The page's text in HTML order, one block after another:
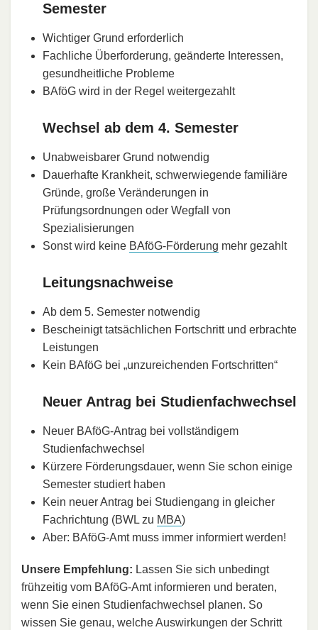
Semester
Wichtiger Grund erforderlich
Fachliche Überforderung, geänderte Interessen,
gesundheitliche Probleme
BAföG wird in der Regel weitergezahlt
Wechsel ab dem 4. Semester
Unabweisbarer Grund notwendig
Dauerhafte Krankheit, schwerwiegende familiäre
Gründe, große Veränderungen in
Prüfungsordnungen oder Wegfall von
Spezialisierungen
Sonst wird keine BAföG-Förderung mehr gezahlt
Leitungsnachweise
Ab dem 5. Semester notwendig
Bescheinigt tatsächlichen Fortschritt und erbrachte
Leistungen
Kein BAföG bei „unzureichenden Fortschritten“
Neuer Antrag bei Studienfachwechsel
Neuer BAföG-Antrag bei vollständigem
Studienfachwechsel
Kürzere Förderungsdauer, wenn Sie schon einige
Semester studiert haben
Kein neuer Antrag bei Studiengang in gleicher
Fachrichtung (BWL zu MBA)
Aber: BAföG-Amt muss immer informiert werden!
Unsere Empfehlung: Lassen Sie sich unbedingt
frühzeitig vom BAföG-Amt informieren und beraten,
wenn Sie einen Studienfachwechsel planen. So
wissen Sie genau, welche Auswirkungen der Schritt